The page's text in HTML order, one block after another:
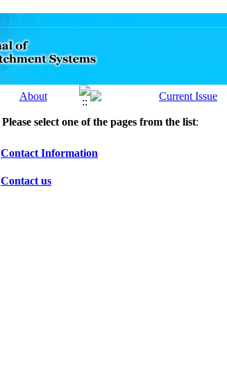
Please select one of the pages from the list:
Contact Information
Contact us